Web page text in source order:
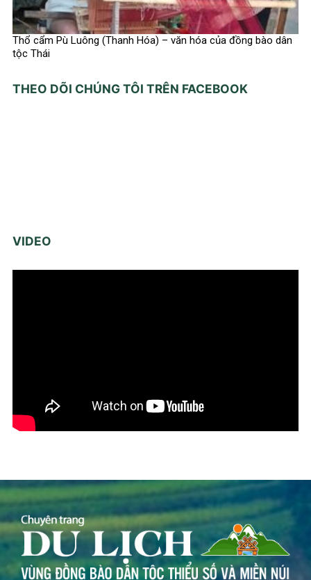
Thổ cẩm Pù Luông (Thanh Hóa) – văn hóa của đồng bào dân
tộc Thái
THEO DÕI CHÚNG TÔI TRÊN FACEBOOK
VIDEO